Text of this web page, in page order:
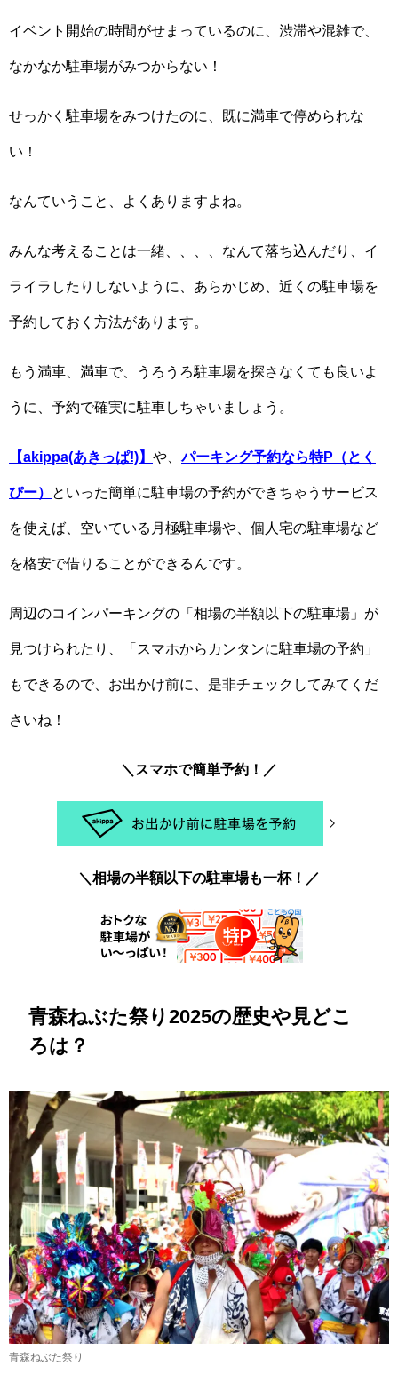
イベント開始の時間がせまっているのに、渋滞や混雑で、
なかなか駐車場がみつからない！
せっかく駐車場をみつけたのに、既に満車で停められな
い！
なんていうこと、よくありますよね。
みんな考えることは一緒、、、、なんて落ち込んだり、イ
ライラしたりしないように、あらかじめ、近くの駐車場を
予約しておく方法があります。
もう満車、満車で、うろうろ駐車場を探さなくても良いよ
うに、予約で確実に駐車しちゃいましょう。
【akippa(あきっぱ!)】 や、 パーキング予約なら特P（とく
ぴー） といった簡単に駐車場の予約ができちゃうサービス
を使えば、空いている月極駐車場や、個人宅の駐車場など
を格安で借りることができるんです。
周辺のコインパーキングの「相場の半額以下の駐車場」が
見つけられたり、「スマホからカンタンに駐車場の予約」
もできるので、お出かけ前に、是非チェックしてみてくだ
さいね！
＼スマホで簡単予約！／
＼相場の半額以下の駐車場も一杯！／
青森ねぶた祭り2025の歴史や見どこ
ろは？
青森ねぶた祭り